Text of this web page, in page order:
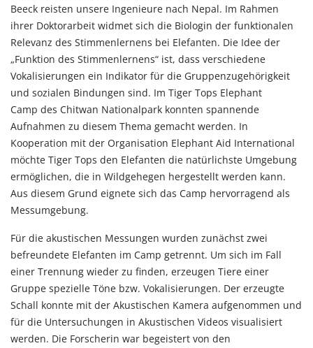
Beeck reisten unsere Ingenieure nach Nepal. Im Rahmen
ihrer Doktorarbeit widmet sich die Biologin der funktionalen
Relevanz des Stimmenlernens bei Elefanten. Die Idee der
„Funktion des Stimmenlernens“ ist, dass verschiedene
Vokalisierungen ein Indikator für die Gruppenzugehörigkeit
und sozialen Bindungen sind. Im Tiger Tops Elephant
Camp des Chitwan Nationalpark konnten spannende
Aufnahmen zu diesem Thema gemacht werden. In
Kooperation mit der Organisation Elephant Aid International
möchte Tiger Tops den Elefanten die natürlichste Umgebung
ermöglichen, die in Wildgehegen hergestellt werden kann.
Aus diesem Grund eignete sich das Camp hervorragend als
Messumgebung.
Für die akustischen Messungen wurden zunächst zwei
befreundete Elefanten im Camp getrennt. Um sich im Fall
einer Trennung wieder zu finden, erzeugen Tiere einer
Gruppe spezielle Töne bzw. Vokalisierungen. Der erzeugte
Schall konnte mit der Akustischen Kamera aufgenommen und
für die Untersuchungen in Akustischen Videos visualisiert
werden. Die Forscherin war begeistert von den